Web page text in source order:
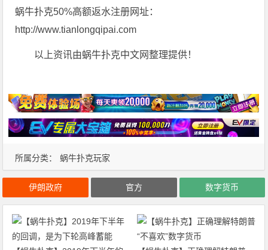
所属分类： 蜗牛扑克玩家
蜗牛扑克50%高额返水注册网址：
http://www.tianlongqipai.com
以上资讯由蜗牛扑克中文网整理提供！
伊朗政府 官方 数字货币